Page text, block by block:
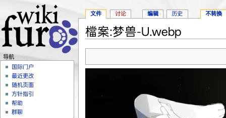
檔案:梦兽-U.webp
文件 讨论 编辑 历史 不转换
导航
国际门户
最近更改
随机页面
方针指引
帮助
群聊